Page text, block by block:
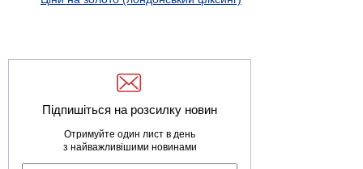
Підпишіться на розсилку новин
Отримуйте один лист в день
з найважливішими новинами